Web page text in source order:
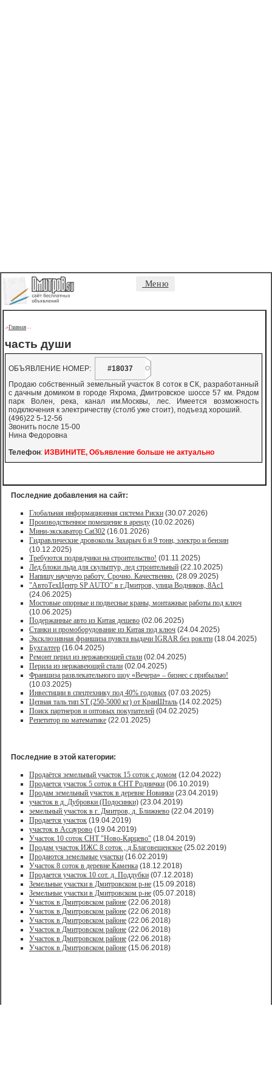
Меню
->Главная - -
часть души
ОБЪЯВЛЕНИЕ НОМЕР:
#18037
Продаю собственный земельный участок 8 соток в СК, разработанный
с дачным домиком в городе Яхрома, Дмитровское шоссе 57 км. Рядом
парк Волен, река, канал им.Москвы, лес. Имеется возможность
подключения к электричеству (столб уже стоит), подъезд хороший.
(496)22 5-12-56
Звонить после 15-00
Нина Федоровна
Телефон: ИЗВИНИТЕ, Объявление больше не актуально
Последние добавления на сайт:
Глобальная информационная система Риски (30.07.2026)
Производственное помещение в аренду (10.02.2026)
Мини-экскаватор Cat302 (16.01.2026)
Гидравлические дровоколы Захарыч 6 и 9 тонн, электро и бензин
(10.12.2025)
Требуются подрядчики на строительство! (01.11.2025)
Лед,блоки льда для скульптур, лед строительный (22.10.2025)
Напишу научную работу. Срочно. Качественно. (28.09.2025)
"АвтоТехЦентр SP AUTO" в г.Дмитров, улица Водников, 8Ас1
(24.06.2025)
Мостовые опорные и подвесные краны, монтажные работы под ключ
(10.06.2025)
Подержанные авто из Китая дешево (02.06.2025)
Станки и промоборудование из Китая под ключ (24.04.2025)
Эксклюзивная франшиза пункта выдачи IGRAR без роялти (18.04.2025)
Бухгалтер (16.04.2025)
Ремонт перил из нержавеющей стали (02.04.2025)
Перила из нержавеющей стали (02.04.2025)
Франшиза развлекательного шоу «Вечера» – бизнес с прибылью!
(10.03.2025)
Инвестиции в спецтехнику под 40% годовых (07.03.2025)
Цепная таль тип ST (250-5000 кг) от КранШталь (14.02.2025)
Поиск партнеров и оптовых покупателей (04.02.2025)
Репетитор по математике (22.01.2025)
Последние в этой категории:
Продаётся земельный участок 15 соток с домом (12.04.2022)
Продается участок 5 соток в СНТ Роднички (06.10.2019)
Продам земельный участок в деревне Новинки (23.04.2019)
участок в д. Дубровки (Подосинки) (23.04.2019)
земельный участок в г. Дмитров, д. Ближнево (22.04.2019)
Продается участок (19.04.2019)
участок в Ассаурово (19.04.2019)
Участок 10 соток СНТ "Ново-Карцево" (18.04.2019)
Продам участок ИЖС 8 соток , д.Благовещенское (25.02.2019)
Продаются земельные участки (16.02.2019)
Участок 8 соток в деревне Каменка (18.12.2018)
Продается участок 10 сот. д. Поддубки (07.12.2018)
Земельные участки в Дмитровском р-не (15.09.2018)
Земельные участки в Дмитровском р-не (05.07.2018)
Участок в Дмитровском районе (22.06.2018)
Участок в Дмитровском районе (22.06.2018)
Участок в Дмитровском районе (22.06.2018)
Участок в Дмитровском районе (22.06.2018)
Участок в Дмитровском районе (22.06.2018)
Участок в Дмитровском районе (15.06.2018)